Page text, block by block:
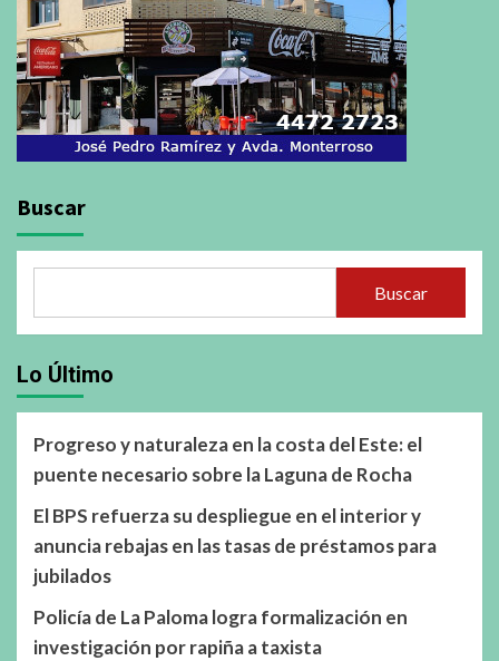
Buscar
Buscar
Lo Último
Progreso y naturaleza en la costa del Este: el
puente necesario sobre la Laguna de Rocha
El BPS refuerza su despliegue en el interior y
anuncia rebajas en las tasas de préstamos para
jubilados
Policía de La Paloma logra formalización en
investigación por rapiña a taxista